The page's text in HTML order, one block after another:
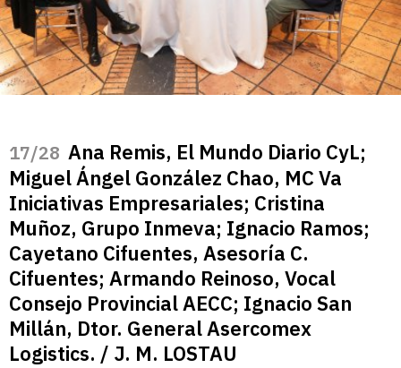
/28 Ana Remis, El Mundo Diario CyL;
Miguel Ángel González Chao, MC Va
Iniciativas Empresariales; Cristina
Muñoz, Grupo Inmeva; Ignacio Ramos;
Cayetano Cifuentes, Asesoría C.
Cifuentes; Armando Reinoso, Vocal
Consejo Provincial AECC; Ignacio San
Millán, Dtor. General Asercomex
Logistics. / J. M. LOSTAU